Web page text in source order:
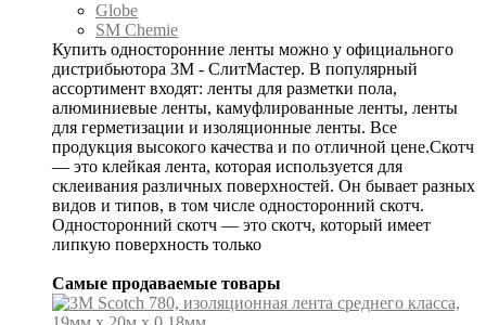
Globe
SM Chemie
Купить односторонние ленты можно у официального
дистрибьютора 3М - СлитМастер. В популярный
ассортимент входят: ленты для разметки пола,
алюминиевые ленты, камуфлированные ленты, ленты
для герметизации и изоляционные ленты. Все
продукция высокого качества и по отличной цене.Скотч
— это клейкая лента, которая используется для
склеивания различных поверхностей. Он бывает разных
видов и типов, в том числе односторонний скотч.
Односторонний скотч — это скотч, который имеет
липкую поверхность только
Самые продаваемые товары